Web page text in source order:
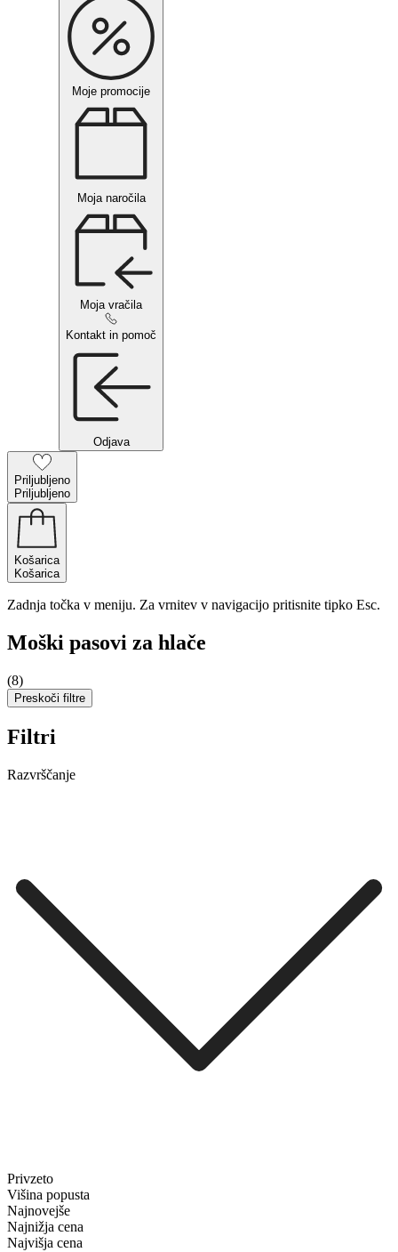
Moje promocije
Moja naročila
Moja vračila
Kontakt in pomoč
Odjava
Priljubljeno
Priljubljeno
Košarica
Košarica
Zadnja točka v meniju. Za vrnitev v navigacijo pritisnite tipko Esc.
Moški pasovi za hlače
(8)
Preskoči filtre
Filtri
Razvrščanje
Privzeto
Višina popusta
Najnovejše
Najnižja cena
Najvišja cena